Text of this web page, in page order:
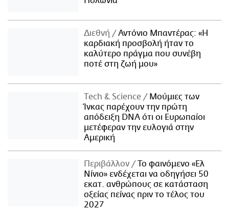
Διεθνή
Αντόνιο Μπαντέρας: «Η
καρδιακή προσβολή ήταν το
καλύτερο πράγμα που συνέβη
ποτέ στη ζωή μου»
Τech & Science
Μούμιες των
Ίνκας παρέχουν την πρώτη
απόδειξη DNA ότι οι Ευρωπαίοι
μετέφεραν την ευλογιά στην
Αμερική
Περιβάλλον
Το φαινόμενο «Ελ
Νίνιο» ενδέχεται να οδηγήσει 50
εκατ. ανθρώπους σε κατάσταση
οξείας πείνας πριν το τέλος του
2027